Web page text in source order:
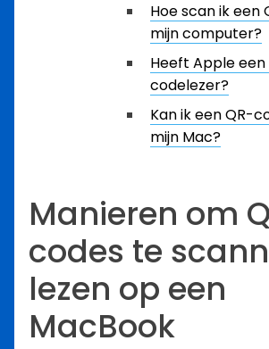
Hoe scan ik een
mijn computer?
Heeft Apple een
codelezer?
Kan ik een QR-
mijn Mac?
Manieren om
codes te
lezen op een
MacBook